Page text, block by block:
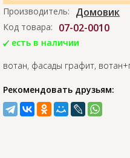
Производитель:
Домовик
Код товара: 07-02-0010
есть в наличии
вотан, фасады графит,
Рекомендовать друзьям: